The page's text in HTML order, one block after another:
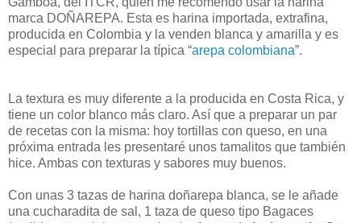
marca DOÑAREPA. Esta es harina importada, extrafina,
producida en Colombia y la venden blanca y amarilla y es
especial para preparar la típica “arepa colombiana”.
La textura es muy diferente a la producida en Costa Rica, y
tiene un color blanco más claro. Así que a preparar un par
de recetas con la misma: hoy tortillas con queso, en una
próxima entrada les presentaré unos tamalitos que también
hice. Ambas con texturas y sabores muy buenos.
Con unas 3 tazas de harina doñarepa blanca, se le añade
una cucharadita de sal, 1 taza de queso tipo Bagaces